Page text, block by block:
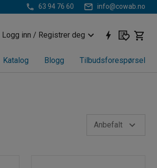
63 94 76 60 info@cowab.no
Logg inn / Registrer deg
Katalog Blogg Tilbudsforespørsel
Anbefalt